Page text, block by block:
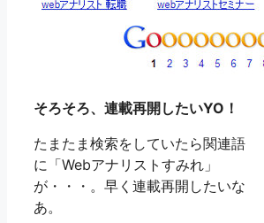
そろそろ、連載再開したいYO！
たまたま検索をしていたら関連語
に「Webアナリストすみれ」
が・・・。早く連載再開したいな
あ。